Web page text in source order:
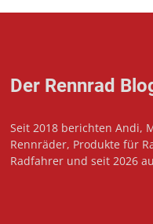
Der Rennrad
Seit 2018 berichten Andi,
Rennräder, Produkte für
Radfahrer und seit 2026